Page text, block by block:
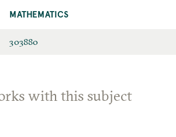
MATHEMATICS
303880
with this subject